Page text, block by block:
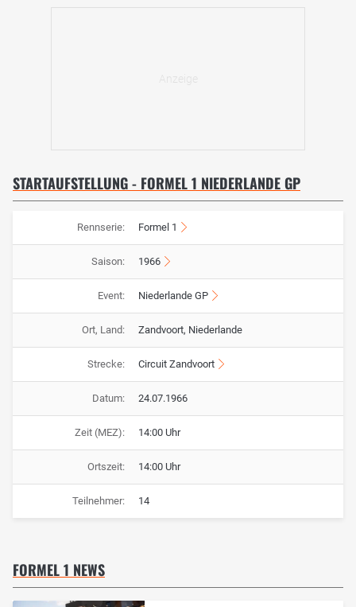
STARTAUFSTELLUNG - FORMEL 1 NIEDERLANDE GP
Rennserie: Formel 1
Saison: 1966
Event: Niederlande GP
Ort, Land: Zandvoort, Niederlande
Strecke: Circuit Zandvoort
Datum: 24.07.1966
Zeit (MEZ): 14:00 Uhr
Ortszeit: 14:00 Uhr
Teilnehmer: 14
FORMEL 1 NEWS